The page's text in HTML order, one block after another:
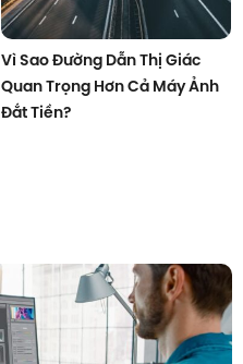
Vì Sao Đường Dẫn Thị Giác
Quan Trọng Hơn Cả Máy Ảnh
Đắt Tiền?